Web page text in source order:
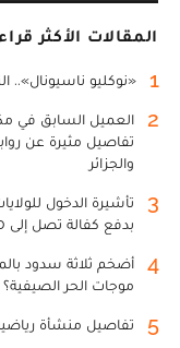
المقالات الأكثر
1 «نوكليو ناسيونال»..
2
العميل السابق في
تفاصيل مثيرة عن
والجزائر
3
بدفع كفالة تصل إلى 20 ألف دولار
4
أضخم ثلاثة سدود
موجات الحر الصيفية؟
5 تفاصيل منشأة رياضية